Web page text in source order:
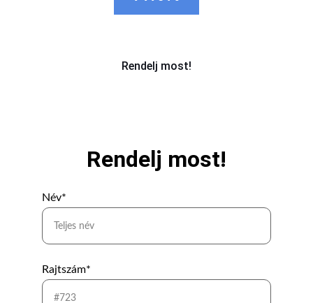
Rendelj most!
Rendelj most!
Név*
Rajtszám*